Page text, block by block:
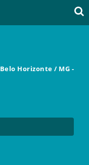
Belo Horizonte / MG -